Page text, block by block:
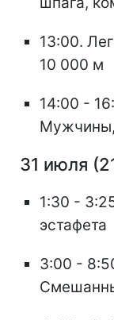
13:00.
10 000 м
14:00 -
Мужчины,
31 июля
1:30 -
эстафета
3:00 -